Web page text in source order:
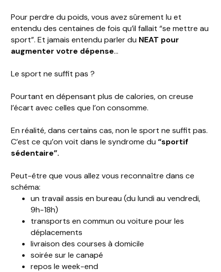
Pour perdre du poids, vous avez sûrement lu et
entendu des centaines de fois qu’il fallait “se mettre au
sport”. Et jamais entendu parler du NEAT pour
augmenter votre dépense…
Le sport ne suffit pas ?
Pourtant en dépensant plus de calories, on creuse
l’écart avec celles que l’on consomme.
En réalité, dans certains cas, non le sport ne suffit pas.
C’est ce qu’on voit dans le syndrome du“sportif
sédentaire”.
Peut-être que vous allez vous reconnaître dans ce
schéma:
un travail assis en bureau (du lundi au vendredi,
9h-18h)
transports en commun ou voiture pour les
déplacements
livraison des courses à domicile
soirée sur le canapé
repos le week-end